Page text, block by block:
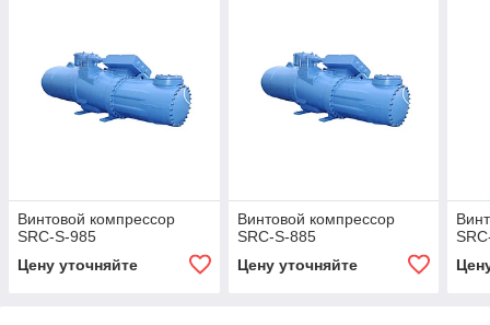
Винтовой компрессор
SRC-S-985
Цену уточняйте
Винтовой компрессор
SRC-S-885
Цену уточняйте